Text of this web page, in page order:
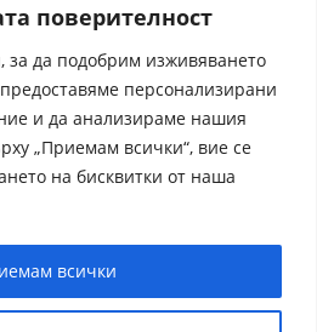
поверителност
за да подобрим изживяването
персонализирани
и да анализираме нашия
„Приемам всички“, вие се
на бисквитки от наша
всички